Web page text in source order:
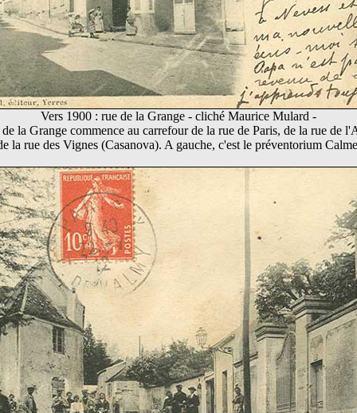
Vers 1900 : rue de la Grange - cliché Maurice Mulard -
la Grange commence au carrefour de la rue de Paris, de la rue de
la rue des Vignes (Casanova). A gauche, c'est le préventorium